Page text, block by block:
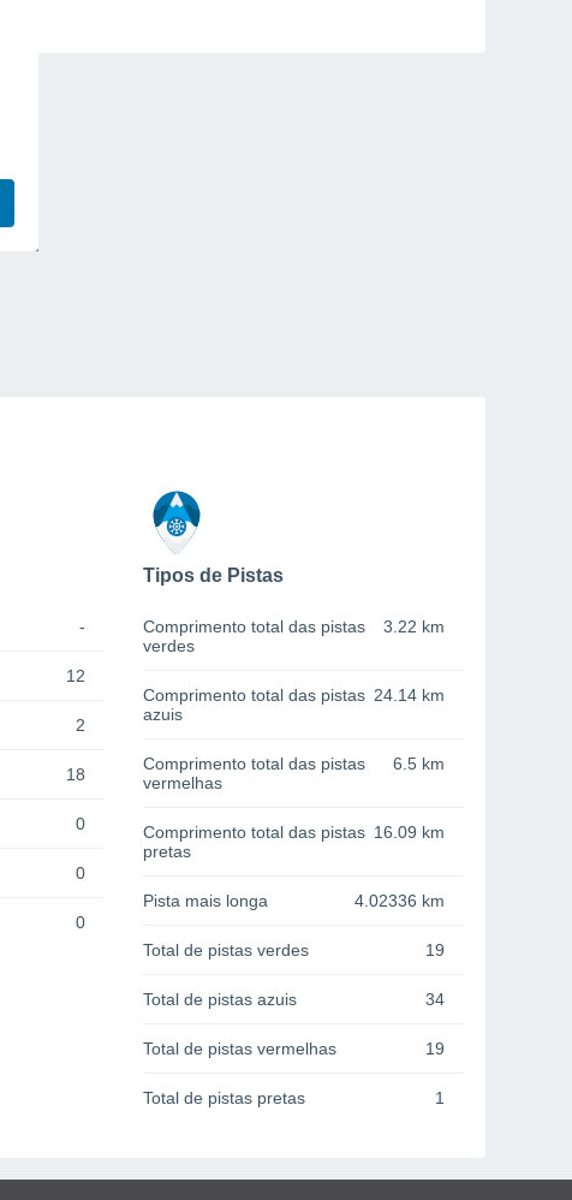
-
12
2
18
0
0
0
Tipos de Pistas
Comprimento total das pistas
verdes
3.22 km
Comprimento total das pistas
azuis
24.14 km
Comprimento total das pistas
vermelhas
6.5 km
Comprimento total das pistas
pretas
16.09 km
Pista mais longa 4.02336 km
Total de pistas verdes 19
Total de pistas azuis 34
Total de pistas vermelhas 19
Total de pistas pretas 1